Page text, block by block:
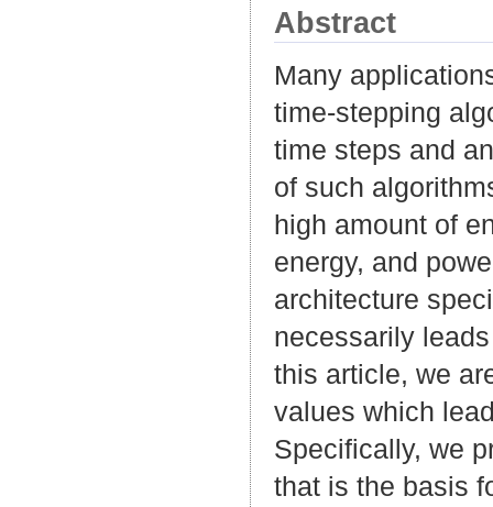
Abstract
Many
time-stepping
time steps and
of such
high amount of
energy, and
architecture
necessarily
this article, we
values which
Specifically, we
that is the basis